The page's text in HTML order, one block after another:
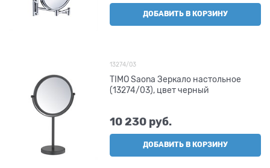
ДОБАВИТЬ В КОРЗИНУ
13274/03
TIMO Saona Зеркало настольное
(13274/03), цвет черный
10 230 руб.
ДОБАВИТЬ В КОРЗИНУ